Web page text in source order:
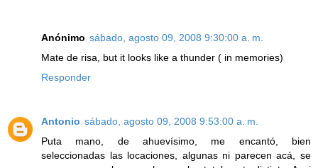
Anónimo sábado, agosto 09, 2008 9:30:00 a. m.
Mate de risa, but it looks like a thunder ( in memories)
Responder
Antonio sábado, agosto 09, 2008 9:53:00 a. m.
Puta mano, de ahuevísimo, me encantó, bien
seleccionadas las locaciones, algunas ni parecen acá, se